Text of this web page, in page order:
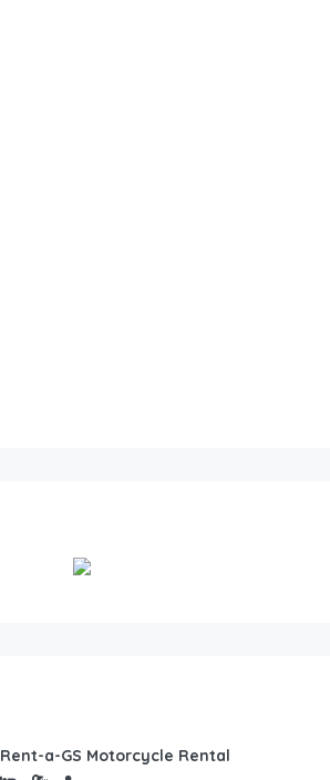
Rent-a-GS Motorcycle Rental